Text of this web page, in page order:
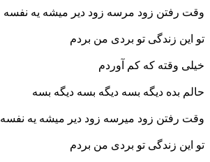
وقت رفتن زود مرسه زود دیر میشه یه نفسه
تو این زندگی تو بردی من بردم
خیلی وقته که کم آوردم
حالم بده دیگه بسه دیگه بسه دیگه بسه
وقت رفتن زود میرسه زود دیر میشه یه نفسه
تو این زندگی تو بردی من بردم